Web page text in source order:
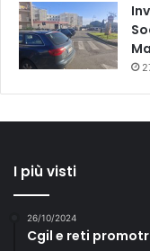
I più visti
26/10/2024
Cgil e reti